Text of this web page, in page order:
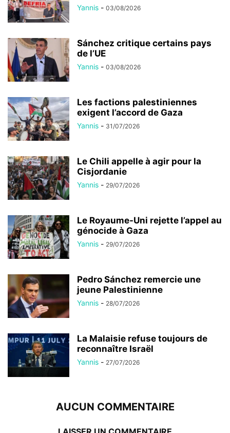
Yannis - 03/08/2026
Sánchez critique certains pays
de l’UE
Yannis - 03/08/2026
Les factions palestiniennes
exigent l’accord de Gaza
Yannis - 31/07/2026
Le Chili appelle à agir pour la
Cisjordanie
Yannis - 29/07/2026
Le Royaume-Uni rejette l’appel au
génocide à Gaza
Yannis - 29/07/2026
Pedro Sánchez remercie une
jeune Palestinienne
Yannis - 28/07/2026
La Malaisie refuse toujours de
reconnaître Israël
Yannis - 27/07/2026
AUCUN COMMENTAIRE